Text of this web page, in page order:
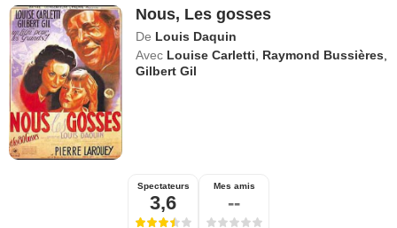
Nous, Les gosses
De Louis Daquin
Avec Louise Carletti Raymond Bussières
Gilbert Gil
Spectateurs
3,6
Mes amis
--